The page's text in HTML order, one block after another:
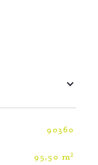
90360
95,50 m²